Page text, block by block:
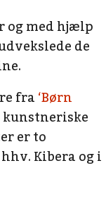
og med hjælp
de
fra‘Børn
er to
Kibera og i